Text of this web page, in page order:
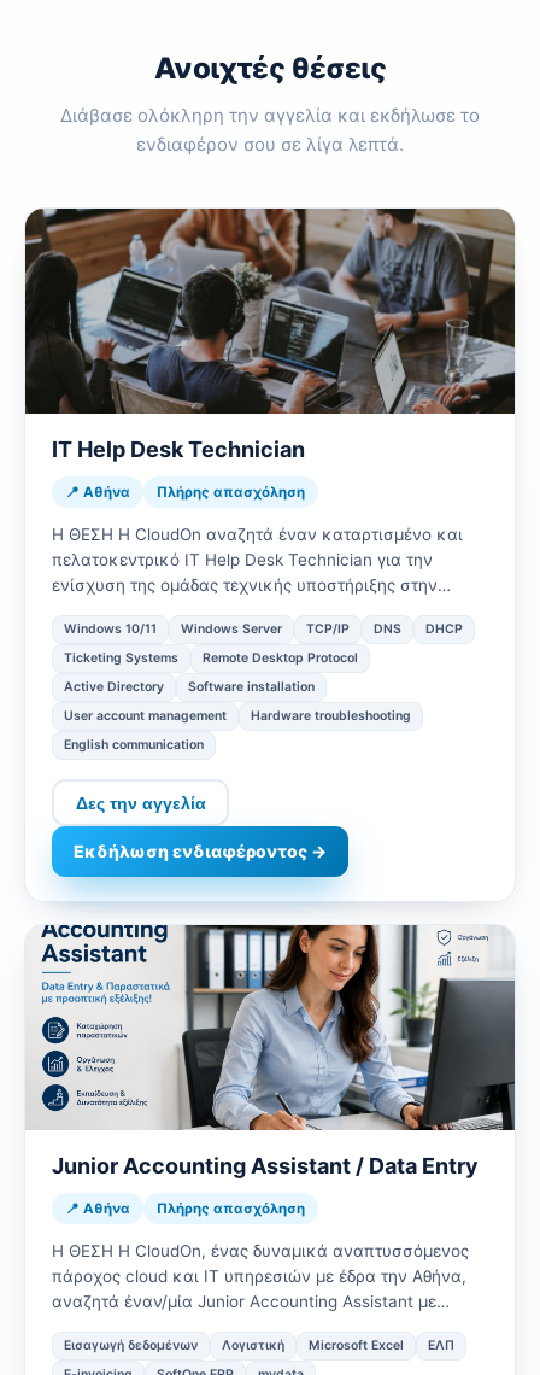
Ανοιχτές θέσεις
Διάβασε ολόκληρη την αγγελία και εκδήλωσε το
ενδιαφέρον σου σε λίγα λεπτά.
IT Help Desk Technician
📍 Αθήνα Πλήρης απασχόληση
Η ΘΕΣΗ Η CloudOn αναζητά έναν καταρτισμένο και
πελατοκεντρικό IT Help Desk Technician για την
ενίσχυση της ομάδας τεχνικής υποστήριξης στην
Windows 10/11 Windows Server TCP/IP DNS
DHCP
Ticketing Systems
Remote Desktop Protocol
Active Directory
Software installation
User account management
Hardware troubleshooting
English communication
Δες την αγγελία
Εκδήλωση ενδιαφέροντος →
Junior Accounting Assistant / Data Entry
📍 Αθήνα Πλήρης απασχόληση
Η ΘΕΣΗ Η CloudOn, ένας δυναμικά αναπτυσσόμενος
πάροχος cloud και IT υπηρεσιών με έδρα την Αθήνα,
αναζητά έναν/μία Junior Accounting Assistant με
Εισαγωγή δεδομένων Λογιστική Microsoft Excel
ΕΛΠ